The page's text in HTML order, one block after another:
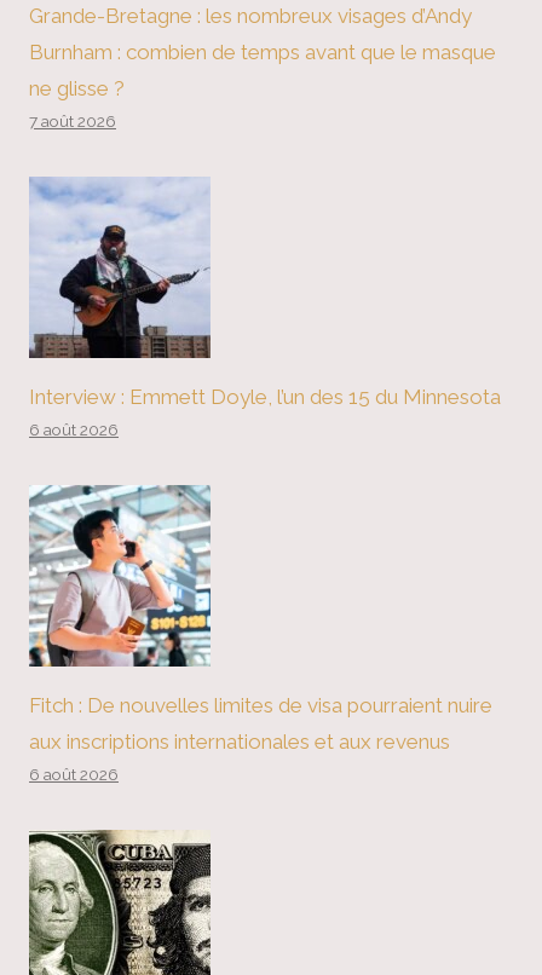
Grande-Bretagne : les nombreux visages d’Andy
Burnham : combien de temps avant que le masque
ne glisse ?
7 août 2026
Interview : Emmett Doyle, l’un des 15 du Minnesota
6 août 2026
Fitch : De nouvelles limites de visa pourraient nuire
aux inscriptions internationales et aux revenus
6 août 2026